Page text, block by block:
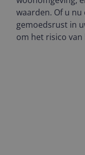
waarden. Of u
gemoedsrust in
om het risico